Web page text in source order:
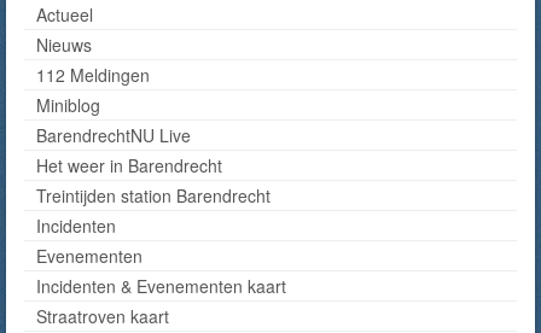
Actueel
Nieuws
112 Meldingen
Miniblog
BarendrechtNU Live
Het weer in Barendrecht
Treintijden station Barendrecht
Incidenten
Evenementen
Incidenten & Evenementen kaart
Straatroven kaart